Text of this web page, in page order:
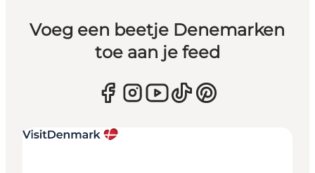
Voeg een beetje Denemarken
toe aan je feed